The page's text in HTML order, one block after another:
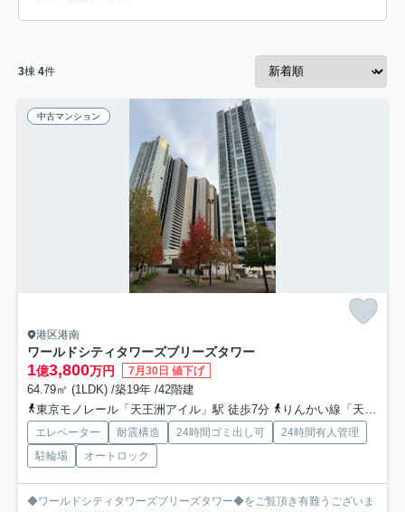
3棟 4件
中古マンション
港区港南
ワールドシティタワーズブリーズタワー
1億3,800万円 7月30日 値下げ
64.79㎡ (1LDK) /築19年 /42階建
東京モノレール「天王洲アイル」駅 徒歩7分
りんかい線「天王洲アイル」駅 徒歩10分
エレベーター 耐震構造 24時間ゴミ出し可
24時間有人管理
駐輪場
オートロック
◆ワールドシティタワーズブリーズタワー◆をご覧頂き有難うございま